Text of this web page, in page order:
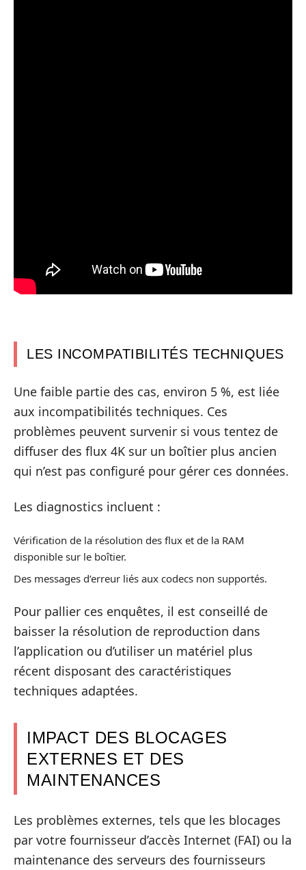
LES INCOMPATIBILITÉS TECHNIQUES
Une faible partie des cas, environ 5 %, est liée
aux incompatibilités techniques. Ces
problèmes peuvent survenir si vous tentez de
diffuser des flux 4K sur un boîtier plus ancien
qui n’est pas configuré pour gérer ces données.
Les diagnostics incluent :
Vérification de la résolution des flux et de la RAM
disponible sur le boîtier.
Des messages d’erreur liés aux codecs non supportés.
Pour pallier ces enquêtes, il est conseillé de
baisser la résolution de reproduction dans
l’application ou d’utiliser un matériel plus
récent disposant des caractéristiques
techniques adaptées.
IMPACT DES BLOCAGES
EXTERNES ET DES
MAINTENANCES
Les problèmes externes, tels que les blocages
par votre fournisseur d’accès Internet (FAI) ou la
maintenance des serveurs des fournisseurs